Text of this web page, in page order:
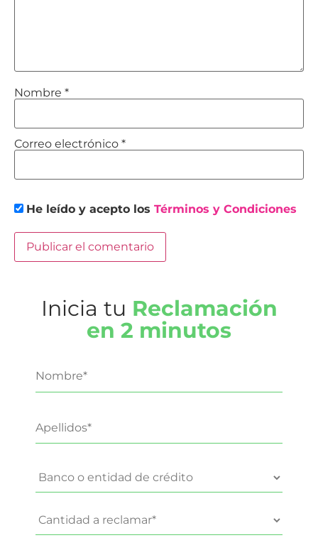
Nombre *
Correo electrónico *
He leído y acepto los Términos y Condiciones
Inicia tu Reclamación
en 2 minutos